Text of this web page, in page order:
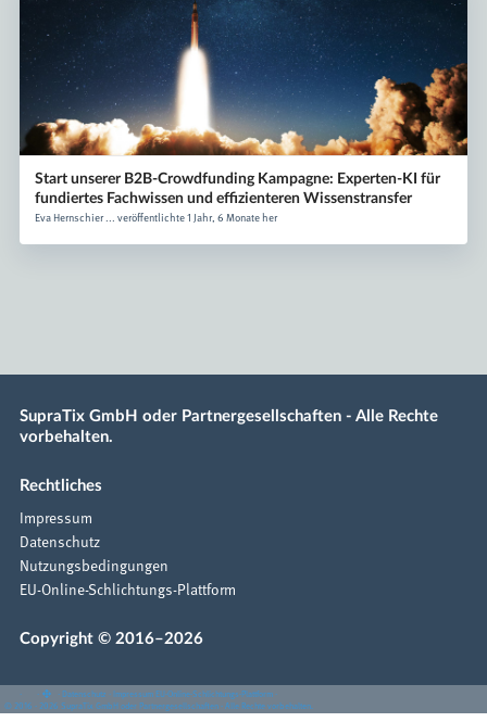
Start unserer B2B-Crowdfunding Kampagne: Experten-KI für
fundiertes Fachwissen und effizienteren Wissenstransfer
Eva Hernschier ... veröffentlichte 1 Jahr, 6 Monate her
SupraTix GmbH oder Partnergesellschaften - Alle Rechte
vorbehalten.
Rechtliches
Impressum
Datenschutz
Nutzungsbedingungen
EU-Online-Schlichtungs-Plattform
Copyright © 2016–2026
· · · Datenschutz · Impressum EU-Online-Schlichtungs-Plattform ·
© 2016 - 2026 SupraTix GmbH oder Partnergesellschaften - Alle Rechte vorbehalten.